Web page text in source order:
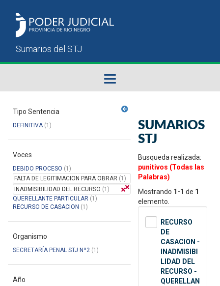
Sumarios del STJ
Manual del Usuario
Tipo Sentencia
DEFINITIVA(1)
Voces
DEBIDO PROCESO (1)
FALTA DE LEGITIMACION PARA OBRAR (1)
INADMISIBILIDAD DEL RECURSO (1)
QUERELLANTE PARTICULAR (1)
RECURSO DE CASACION (1)
Organismo
SECRETARÍA PENAL STJ Nº2 (1)
Año
SUMARIOS
STJ
Busqueda realizada:
punitivos (Todas las
Palabras)
Mostrando 1-1 de 1
elemento.
RECURSO
DE
CASACION -
INADMISIBI
LIDAD DEL
RECURSO -
QUERELLAN